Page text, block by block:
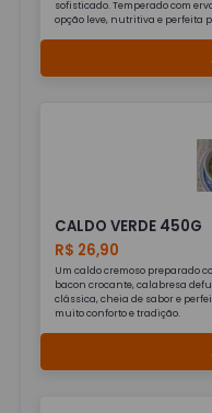
sofisticado. Temperado com
opção leve, nutritiva e perfeita
CALDO VERDE 450G
R$ 26,90
Um caldo cremoso preparado
bacon crocante, calabresa
clássica, cheia de sabor e
muito conforto e tradição.